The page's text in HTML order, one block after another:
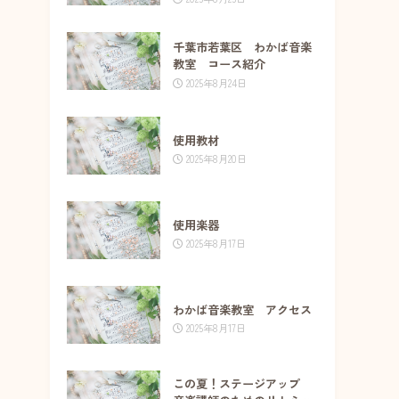
千葉市若葉区 わかば音楽
教室 コース紹介
2025年8月24日
使用教材
2025年8月20日
使用楽器
2025年8月17日
わかば音楽教室 アクセス
2025年8月17日
この夏！ステージアップ